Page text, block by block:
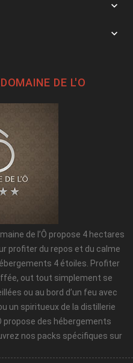


DOMAINE DE L'O
de l’Ô propose 4 hectares
profiter du repos et du calme
4 étoiles. Profiter
out tout simplement se
ou au bord d’un feu avec
un spiritueux de la distillerie
propose des hébergements
nos packs spécifiques sur